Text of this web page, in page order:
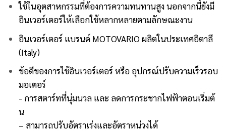
ใช้ในอุตสาหกรรมที่ต้องการความทนทานสูง นอกจากนี้ยังมี
อินเวอร์เตอร์ให้เลือกใช้หลากหลายตามลักษณะงาน
อินเวอร์เตอร์ แบรนด์ MOTOVARIOผลิตในประเทศอิตาลี
(Italy)
ข้อดีของการใช้อินเวอร์เตอร ์ หรือ อุปกรณ์ปรับความเร็วรอบ
มอเตอร์
​- การสตาร์ทที่นุ่มนวล และ ลดการกระชากไฟฟ้าตอนเริ่มต้
น
– สามารถปรับอัตราเร่งและอัตราหน่วงได้